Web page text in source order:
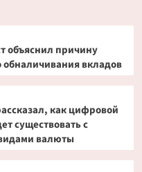
объяснил причину
обналичивания вкладов
как цифровой
существовать с
валюты